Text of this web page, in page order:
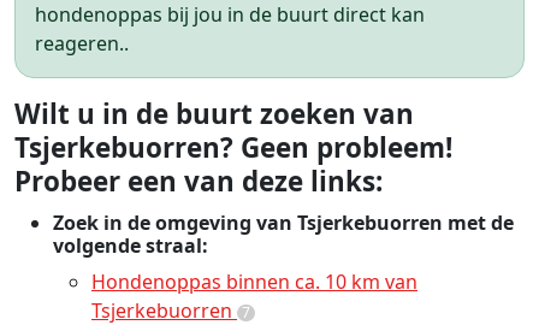
hondenoppas bij jou in de buurt direct kan
reageren..
Wilt u in de buurt zoeken van
Tsjerkebuorren? Geen probleem!
Probeer een van deze links:
Zoek in de omgeving van Tsjerkebuorren met de
volgende straal:
Hondenoppas binnen ca. 10 km van
Tsjerkebuorren 7